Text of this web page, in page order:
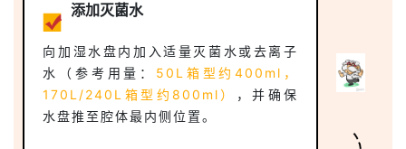
添加灭菌水
向加湿水盘内加入适量灭菌水或去离子
水（参考用量： 50L箱型约400ml，
170L/240L箱型约800ml）
，并确保
水盘推至腔体最内侧位置。